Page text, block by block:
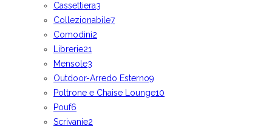
Cassettiera3
Collezionabile7
Comodini2
Librerie21
Mensole3
Outdoor-Arredo Esterno9
Poltrone e Chaise Lounge10
Pouf6
Scrivanie2